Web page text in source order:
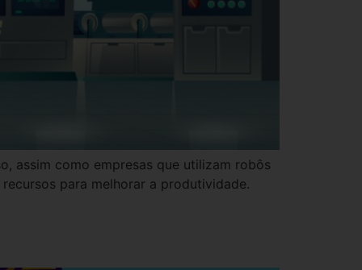
assim como empresas que utilizam robôs
para melhorar a produtividade.